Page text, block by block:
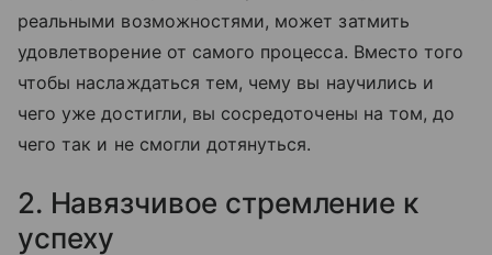
реальными возможностями, может затмить
удовлетворение от самого процесса. Вместо того
чтобы наслаждаться тем, чему вы научились и
чего уже достигли, вы сосредоточены на том, до
чего так и не смогли дотянуться.
2. Навязчивое стремление к
успеху